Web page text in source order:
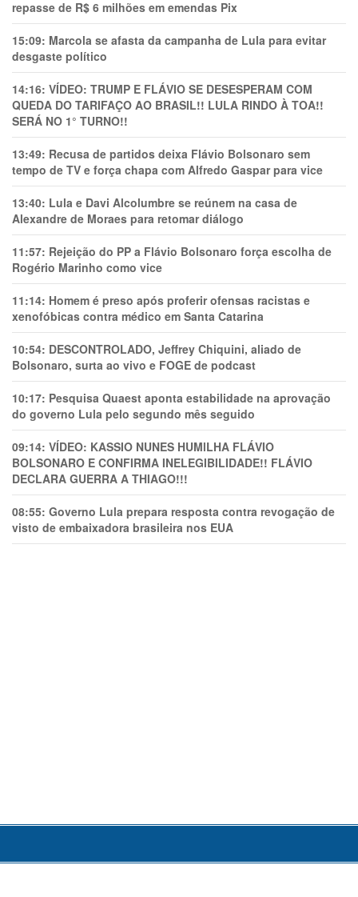
repasse de R$ 6 milhões em emendas Pix
15:09: Marcola se afasta da campanha de Lula para evitar
desgaste político
14:16: VÍDEO: TRUMP E FLÁVIO SE DESESPERAM COM
QUEDA DO TARIFAÇO AO BRASIL!! LULA RINDO À TOA!!
SERÁ NO 1° TURNO!!
13:49: Recusa de partidos deixa Flávio Bolsonaro sem
tempo de TV e força chapa com Alfredo Gaspar para vice
13:40: Lula e Davi Alcolumbre se reúnem na casa de
Alexandre de Moraes para retomar diálogo
11:57: Rejeição do PP a Flávio Bolsonaro força escolha de
Rogério Marinho como vice
11:14: Homem é preso após proferir ofensas racistas e
xenofóbicas contra médico em Santa Catarina
10:54: DESCONTROLADO, Jeffrey Chiquini, aliado de
Bolsonaro, surta ao vivo e FOGE de podcast
10:17: Pesquisa Quaest aponta estabilidade na aprovação
do governo Lula pelo segundo mês seguido
09:14: VÍDEO: KASSIO NUNES HUMlLHA FLÁVIO
BOLSONARO E CONFIRMA INELEGIBILIDADE!! FLÁVIO
DECLARA GUERRA A THIAGO!!!
08:55: Governo Lula prepara resposta contra revogação de
visto de embaixadora brasileira nos EUA